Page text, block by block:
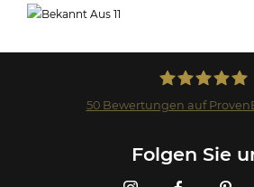
50Bewertungen auf
Folgen Sie